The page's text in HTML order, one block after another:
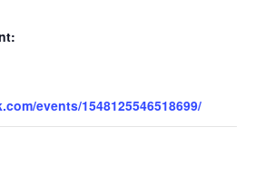
events/1548125546518699/